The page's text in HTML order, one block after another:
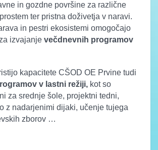
in gozdne površine za različne
ter pristna doživetja v naravi.
in pestri ekosistemi omogočajo
izvajanje večdnevnih programov
kapacitete CŠOD OE Prvine tudi
v lastni režiji, kot so
za srednje šole, projektni tedni,
z nadarjenimi dijaki, učenje tujega
zborov …